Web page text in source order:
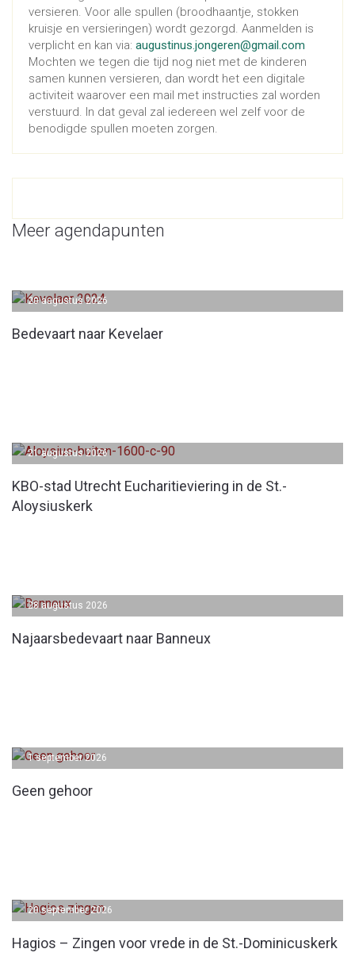
versieren. Voor alle spullen (broodhaantje, stokken
kruisje en versieringen) wordt gezorgd. Aanmelden is
verplicht en kan via: augustinus.jongeren@gmail.com
Mochten we tegen die tijd nog niet met de kinderen
samen kunnen versieren, dan wordt het een digitale
activiteit waarover een mail met instructies zal worden
verstuurd. In dat geval zal iedereen wel zelf voor de
benodigde spullen moeten zorgen.
Meer agendapunten
Bedevaart naar Kevelaer
20 augustus 2026
KBO-stad Utrecht Eucharitieviering in de St.-
Aloysiuskerk
21 augustus 2026
Najaarsbedevaart naar Banneux
28 augustus 2026
Geen gehoor
1 september 2026
Hagios – Zingen voor vrede in de St.-Dominicuskerk
20 september 2026